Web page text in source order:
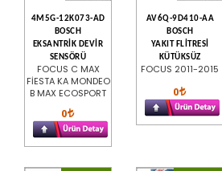
4M5G-12K073-AD
BOSCH
EKSANTRİK DEVİR
SENSÖRÜ
FOCUS C MAX
FİESTA KA MONDEO
B MAX ECOSPORT
0
AV6Q-9D410-AA
BOSCH
YAKIT FLİTRESİ
KÜTÜKSÜZ
FOCUS 2011-2015
0